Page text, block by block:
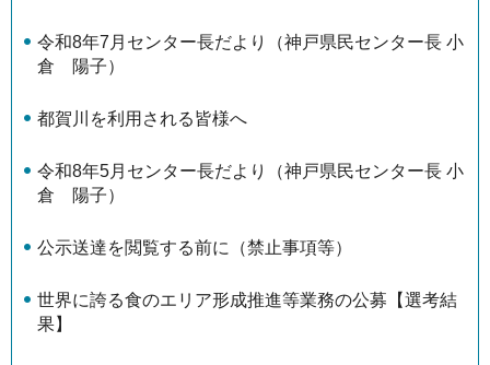
令和8年7月センター長だより（神戸県民センター長 小
倉 陽子）
都賀川を利用される皆様へ
令和8年5月センター長だより（神戸県民センター長 小
倉 陽子）
公示送達を閲覧する前に（禁止事項等）
世界に誇る食のエリア形成推進等業務の公募【選考結
果】